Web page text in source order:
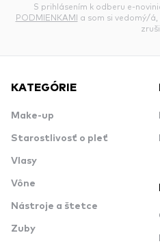
S prihlásením k odberu e-
PODMIENKAMI a som si vedomý/
KATEGÓRIE
Make-up
Starostlivosť o pleť
Vlasy
Vône
Nástroje a štetce
Zuby